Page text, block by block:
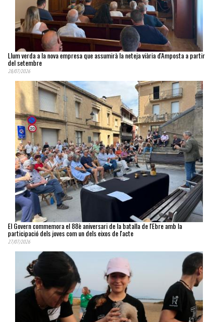
Llum verda a la nova empresa que assumirà la neteja viària d'Amposta a partir
del setembre
28/07/2026
El Govern commemora el 88è aniversari de la batalla de l'Ebre amb la
participació dels joves com un dels eixos de l'acte
27/07/2026